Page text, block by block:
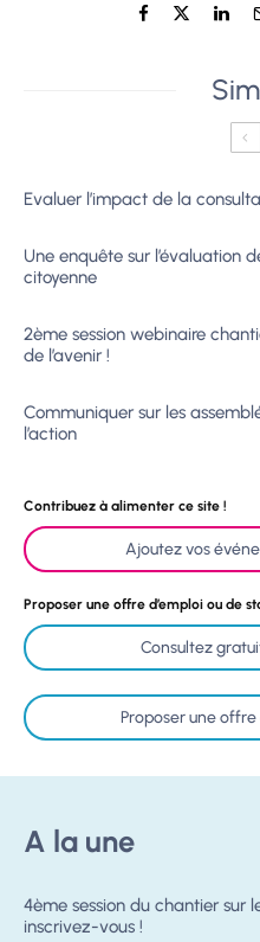
Evaluer l’impact de la
Une enquête sur l’évaluation
citoyenne
2ème session webinaire
de l’avenir !
Communiquer sur les
l’action
Contribuez à alimenter ce site !
Ajoutez vos
Proposer une offre d’emploi ou de
Consultez
Proposer une
A la une
4ème session du chantier sur
inscrivez-vous !